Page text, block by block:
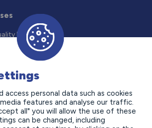
Formation
access personal data such as cookies
features and analyse our traffic.
all" you will allow the use of these
can be changed, including